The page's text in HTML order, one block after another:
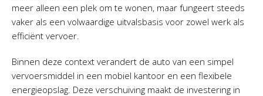
meer alleen een plek om te wonen, maar fungeert steeds
vaker als een volwaardige uitvalsbasis voor zowel werk als
efficiënt vervoer.
Binnen deze context verandert de auto van een simpel
vervoersmiddel in een mobiel kantoor en een flexibele
energieopslag. Deze verschuiving maakt de investering in